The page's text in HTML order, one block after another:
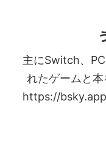
主にSwitch、
れたゲームと
https://